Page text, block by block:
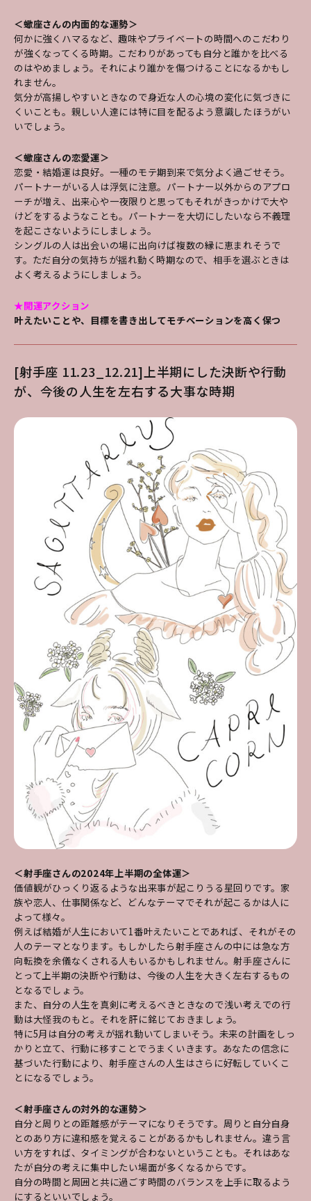
＜蠍座さんの内面的な運勢＞
何かに強くハマるなど、趣味やプライベートの時間へのこだわり
が強くなってくる時期。こだわりがあっても自分と誰かを比べる
のはやめましょう。それにより誰かを傷つけることになるかもし
れません。
気分が高揚しやすいときなので身近な人の心境の変化に気づきに
くいことも。親しい人達には特に目を配るよう意識したほうがい
いでしょう。
＜蠍座さんの恋愛運＞
恋愛・結婚運は良好。一種のモテ期到来で気分よく過ごせそう。
パートナーがいる人は浮気に注意。パートナー以外からのアプロ
ーチが増え、出来心や一夜限りと思ってもそれがきっかけで大や
けどをするようなことも。パートナーを大切にしたいなら不義理
を起こさないようにしましょう。
シングルの人は出会いの場に出向けば複数の縁に恵まれそうで
す。ただ自分の気持ちが揺れ動く時期なので、相手を選ぶときは
よく考えるようにしましょう。
★開運アクション
叶えたいことや、目標を書き出してモチベーションを高く保つ
[射手座 11.23_12.21]上半期にした決断や行動
が、今後の人生を左右する大事な時期
＜射手座さんの2024年上半期の全体運＞
価値観がひっくり返るような出来事が起こりうる星回りです。家
族や恋人、仕事関係など、どんなテーマでそれが起こるかは人に
よって様々。
例えば結婚が人生において1番叶えたいことであれば、それがその
人のテーマとなります。もしかしたら射手座さんの中には急な方
向転換を余儀なくされる人もいるかもしれません。射手座さんに
とって上半期の決断や行動は、今後の人生を大きく左右するもの
となるでしょう。
また、自分の人生を真剣に考えるべきときなので浅い考えでの行
動は大怪我のもと。それを肝に銘じておきましょう。
特に5月は自分の考えが揺れ動いてしまいそう。未来の計画をしっ
かりと立て、行動に移すことでうまくいきます。あなたの信念に
基づいた行動により、射手座さんの人生はさらに好転していくこ
とになるでしょう。
＜射手座さんの対外的な運勢＞
自分と周りとの距離感がテーマになりそうです。周りと自分自身
とのあり方に違和感を覚えることがあるかもしれません。違う言
い方をすれば、タイミングが合わないということも。それはあな
たが自分の考えに集中したい場面が多くなるからです。
自分の時間と周囲と共に過ごす時間のバランスを上手に取るよう
にするといいでしょう。